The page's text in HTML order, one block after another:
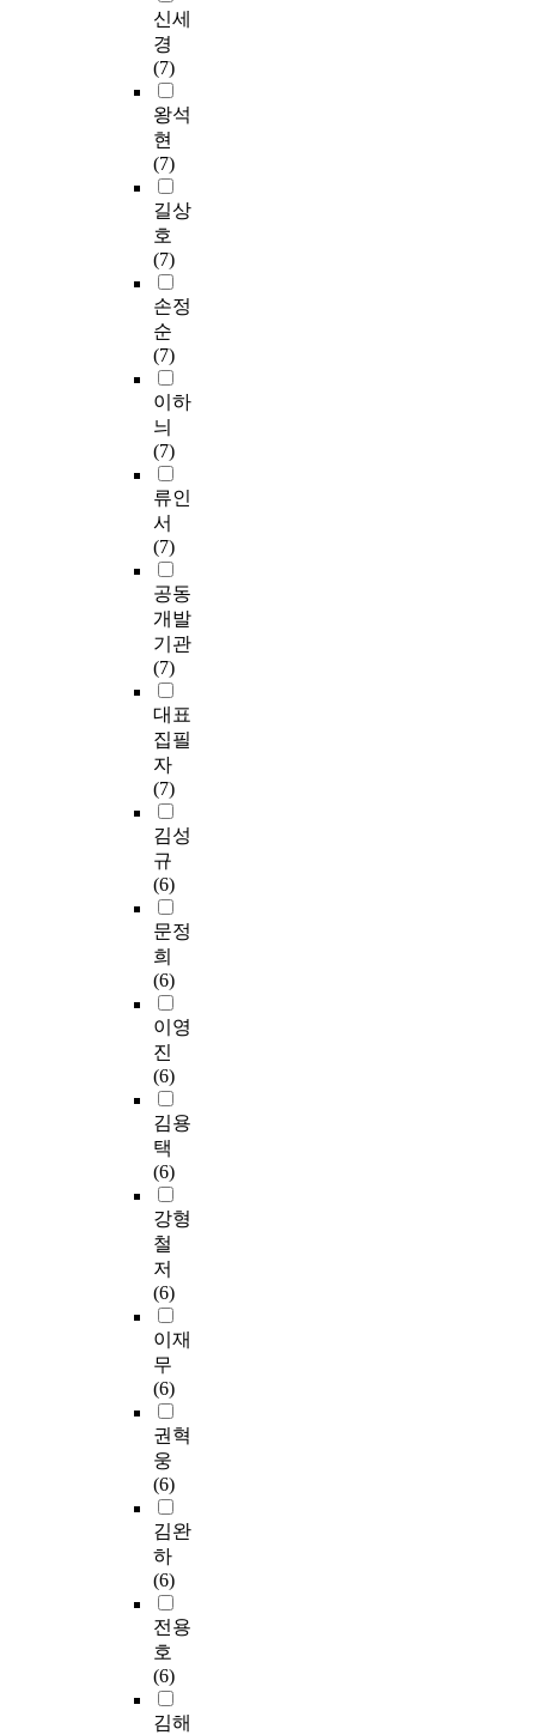
신세
경
(7)
왕석
현
(7)
길상
호
(7)
손정
순
(7)
이하
늬
(7)
류인
서
(7)
공동
개발
기관
(7)
대표
집필
자
(7)
김성
규
(6)
문정
희
(6)
이영
진
(6)
김용
택
(6)
강형
철
저
(6)
이재
무
(6)
권혁
웅
(6)
김완
하
(6)
전용
호
(6)
김해